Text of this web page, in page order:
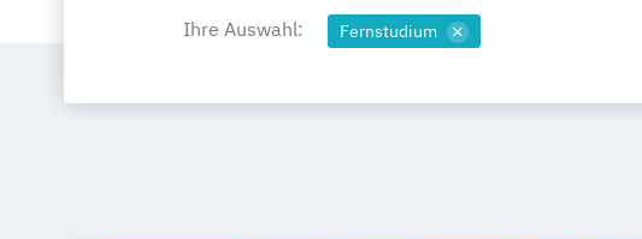
Ihre Auswahl: Fernstudium